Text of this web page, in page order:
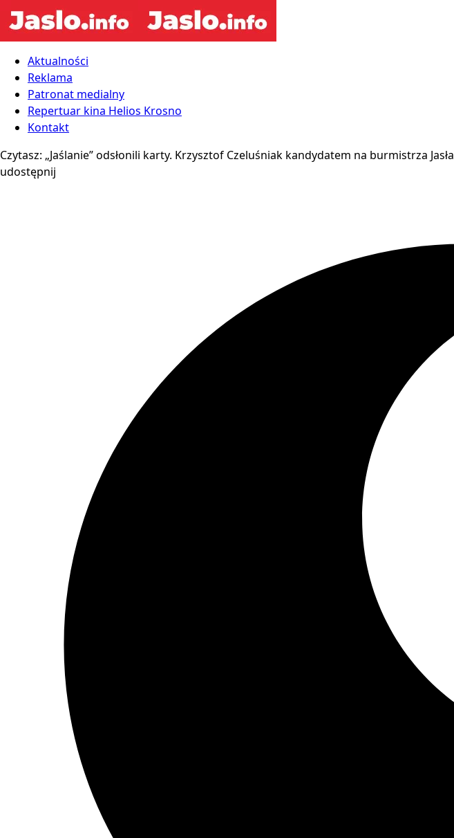
Aktualności
Reklama
Patronat medialny
Repertuar kina Helios Krosno
Kontakt
Czytasz: „Jaślanie” odsłonili karty. Krzysztof Czeluśniak kandydatem na burmistrza Jasła
udostępnij